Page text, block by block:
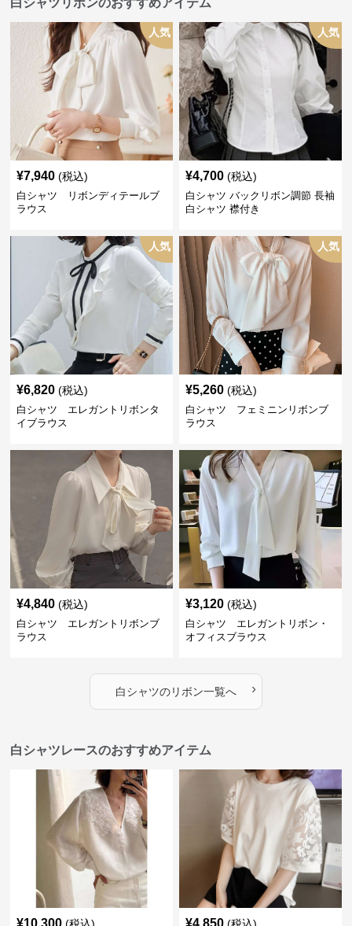
白シャツリボンのおすすめアイテム
人気
¥7,940 (税込)
白シャツ リボンディテールブ
ラウス
人気
¥4,700 (税込)
白シャツ バックリボン調節 長袖
白シャツ 襟付き
人気
¥6,820 (税込)
白シャツ エレガントリボンタ
イブラウス
人気
¥5,260 (税込)
白シャツ フェミニンリボンブ
ラウス
¥4,840 (税込)
白シャツ エレガントリボンブ
ラウス
¥3,120 (税込)
白シャツ エレガントリボン・
オフィスブラウス
白シャツのリボン一覧へ ›
白シャツレースのおすすめアイテム
¥10,300 ¥4,850